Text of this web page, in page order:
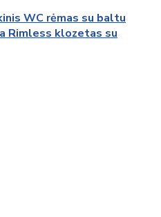
WC rėmas su baltu
Rimless klozetas su